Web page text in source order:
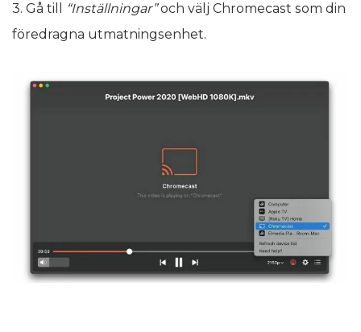
3. Gå till “Inställningar”och välj Chromecast som din
föredragna utmatningsenhet.